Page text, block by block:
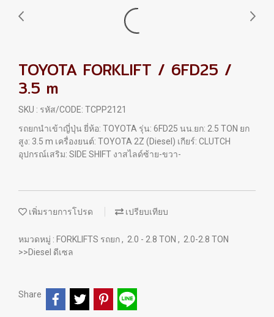
TOYOTA FORKLIFT / 6FD25 /
3.5 m
SKU : รหัส/CODE: TCPP2121
รถยกนำเข้าญี่ปุ่น ยี่ห้อ: TOYOTA รุ่น: 6FD25 นน.ยก: 2.5 TON ยก
สูง: 3.5 m เครื่องยนต์: TOYOTA 2Z (Diesel) เกียร์: CLUTCH
อุปกรณ์เสริม: SIDE SHIFT งาสไลด์ซ้าย-ขวา-
เพิ่มรายการโปรด เปรียบเทียบ
หมวดหมู่ : FORKLIFTS รถยก, 2.0 - 2.8 TON , 2.0-2.8 TON
>>Diesel ดีเซล
Share